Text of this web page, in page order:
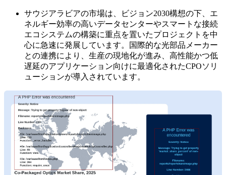
サウジアラビアの市場は、ビジョン2030構想の下、エ
ネルギー効率の高いデータセンターやスマートな接続
エコシステムの構築に重点を置いたプロジェクトを中
心に急速に発展しています。国際的な光部品メーカー
との連携により、生産の現地化が進み、高性能かつ低
遅延のアプリケーション向けに最適化されたCPOソリ
ューションが導入されています。